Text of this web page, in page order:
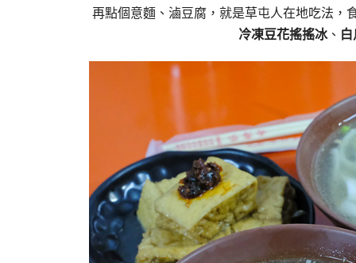
再點個意麵、滷豆腐，就是草屯人在地吃法，
冷凍豆花搖搖冰、